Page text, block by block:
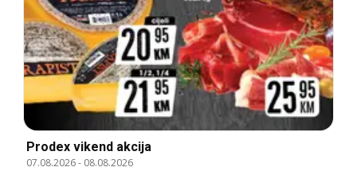
Prodex vikend akcija
07.08.2026- 08.08.2026